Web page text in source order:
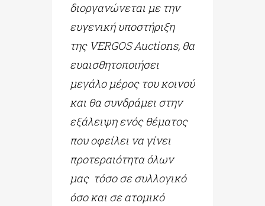
διοργανώνεται με την
ευγενική υποστήριξη
της VERGOS Auctions, θα
ευαισθητοποιήσει
μεγάλο μέρος του κοινού
και θα συνδράμει στην
εξάλειψη ενός θέματος
που οφείλει να γίνει
προτεραιότητα όλων
μας τόσο σε συλλογικό
όσο και σε ατομικό